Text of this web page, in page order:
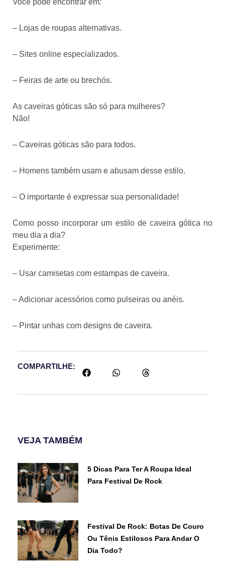
Você pode encontrar em:
– Lojas de roupas alternativas.
– Sites online especializados.
– Feiras de arte ou brechós.
As caveiras góticas são só para mulheres?
Não!
– Caveiras góticas são para todos.
– Homens também usam e abusam desse estilo.
– O importante é expressar sua personalidade!
Como posso incorporar um estilo de caveira gótica no
meu dia a dia?
Experimente:
– Usar camisetas com estampas de caveira.
– Adicionar acessórios como pulseiras ou anéis.
– Pintar unhas com designs de caveira.
COMPARTILHE:
VEJA TAMBÉM
5 Dicas Para Ter A Roupa Ideal
Para Festival De Rock
Festival De Rock: Botas De Couro
Ou Tênis Estilosos Para Andar O
Dia Todo?